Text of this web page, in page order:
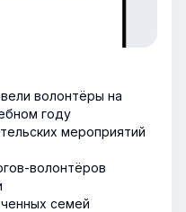
волонтёры на
году
мероприятий
волонтёров
семей